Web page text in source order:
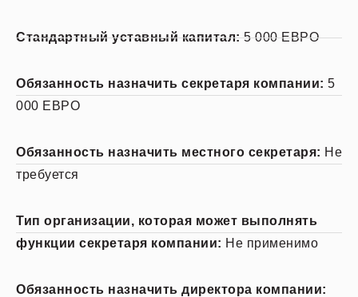
Стандартный уставный капитал:5 000 ЕВРО
Обязанность назначить секретаря компании: 5
000 ЕВРО
Обязанность назначить местного секретаря: Не
требуется
Тип организации, которая может выполнять
функции секретаря компании: Не применимо
Обязанность назначить директора компании: